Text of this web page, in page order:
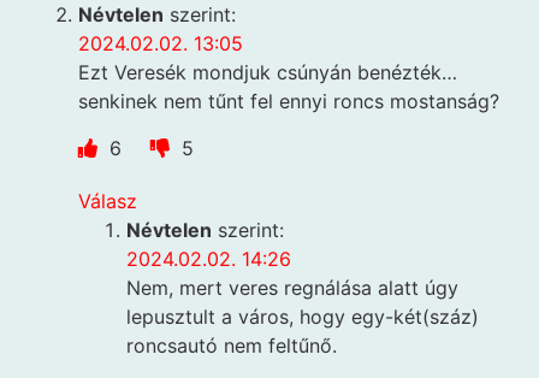
Névtelen szerint:
2024.02.02. 13:05
Ezt Veresék mondjuk csúnyán benézték…
senkinek nem tűnt fel ennyi roncs mostanság?
6
5
Válasz
Névtelen szerint:
2024.02.02. 14:26
Nem, mert veres regnálása alatt úgy
lepusztult a város, hogy egy-két(száz)
roncsautó nem feltűnő.